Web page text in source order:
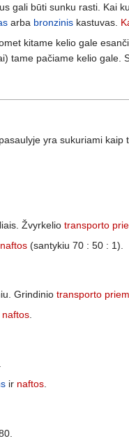
gali būti sunku rasti.
arba bronzinis kastuvas.
kitame kelio gale
tame pačiame kelio
yra sukuriami
Žvyrkelio transporto
naftos (santykiu 70 : 50 : 1).
Grindinio transporto
naftos
ir naftos.